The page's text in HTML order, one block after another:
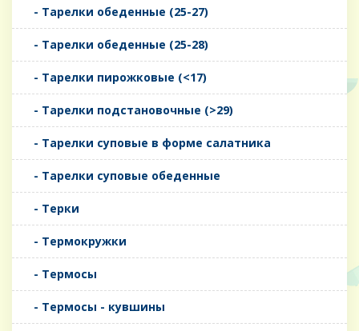
- Тарелки обеденные (25-27)
- Тарелки обеденные (25-28)
- Тарелки пирожковые (<17)
- Тарелки подстановочные (>29)
- Тарелки суповые в форме салатника
- Тарелки суповые обеденные
- Терки
- Термокружки
- Термосы
- Термосы - кувшины